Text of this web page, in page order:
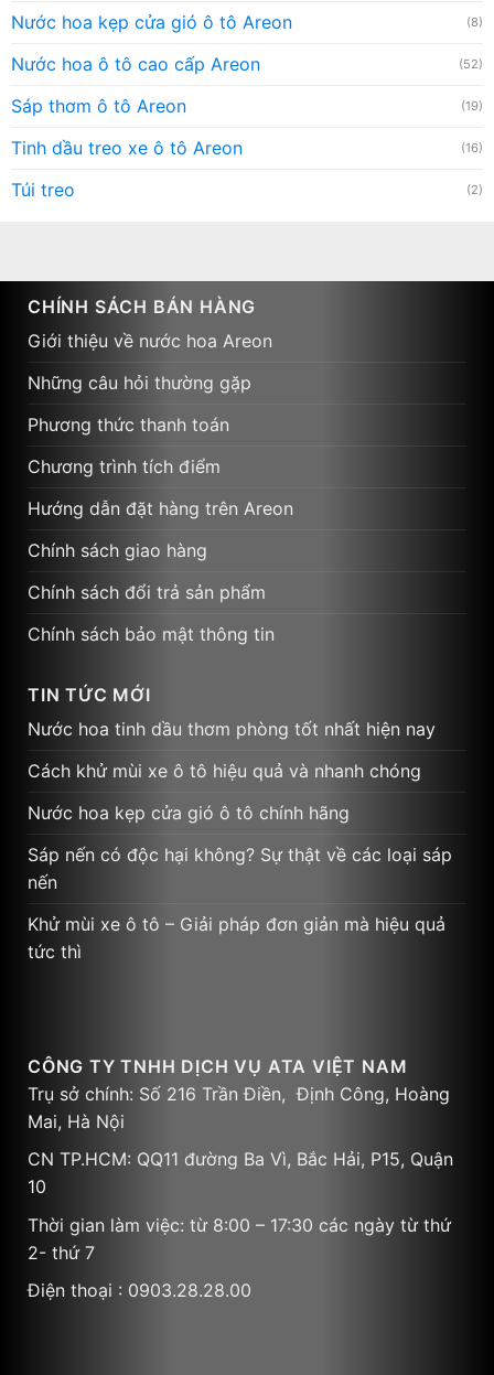
Nước hoa kẹp cửa gió ô tô Areon (8)
Nước hoa ô tô cao cấp Areon (52)
Sáp thơm ô tô Areon (19)
Tinh dầu treo xe ô tô Areon (16)
Túi treo (2)
CHÍNH SÁCH BÁN HÀNG
Giới thiệu về nước hoa Areon
Những câu hỏi thường gặp
Phương thức thanh toán
Chương trình tích điểm
Hướng dẫn đặt hàng trên Areon
Chính sách giao hàng
Chính sách đổi trả sản phẩm
Chính sách bảo mật thông tin
TIN TỨC MỚI
Nước hoa tinh dầu thơm phòng tốt nhất hiện nay
Cách khử mùi xe ô tô hiệu quả và nhanh chóng
Nước hoa kẹp cửa gió ô tô chính hãng
Sáp nến có độc hại không? Sự thật về các loại sáp
nến
Khử mùi xe ô tô – Giải pháp đơn giản mà hiệu quả
tức thì
CÔNG TY TNHH DỊCH VỤ ATA VIỆT NAM
Trụ sở chính: Số 216 Trần Điền, Định Công, Hoàng
Mai, Hà Nội
CN TP.HCM: QQ11 đường Ba Vì, Bắc Hải, P15, Quận
10
Thời gian làm việc: từ 8:00 – 17:30 các ngày từ thứ
2- thứ 7
Điện thoại : 0903.28.28.00